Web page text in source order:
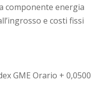
componente energia
e costi fissi
GME Orario + 0,0500